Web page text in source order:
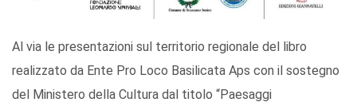
Al via le presentazioni sul territorio regionale del libro
realizzato da Ente Pro Loco Basilicata Aps con il sostegno
del Ministero della Cultura dal titolo “Paesaggi